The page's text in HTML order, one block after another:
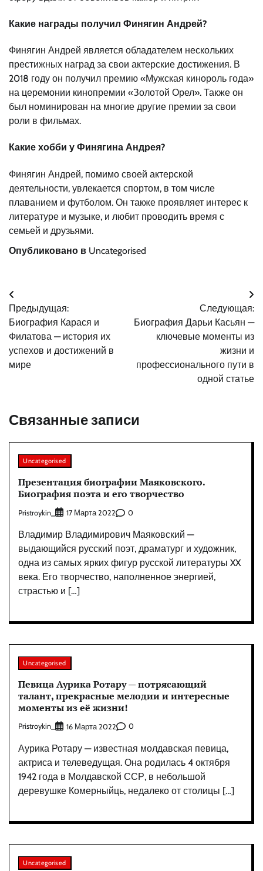
Какие награды получил Финягин Андрей?
Финягин Андрей является обладателем нескольких
престижных наград за свои актерские достижения. В
2018 году он получил премию «Мужская кинороль года»
на церемонии кинопремии «Золотой Орел». Также он
был номинирован на многие другие премии за свои
роли в фильмах.
Какие хобби у Финягина Андрея?
Финягин Андрей, помимо своей актерской
деятельности, увлекается спортом, в том числе
плаванием и футболом. Он также проявляет интерес к
литературе и музыке, и любит проводить время с
семьей и друзьями.
Опубликовано в Uncategorised
Навигация
по
записям
Предыдущая:
Биография Карася и
Филатова — история их
успехов и достижений в
мире
Следующая:
Биография Дарьи Касьян —
ключевые моменты из
жизни и
профессионального пути в
одной статье
Связанные записи
Uncategorised
Презентация биографии Маяковского.
Биография поэта и его творчество
Pristroykin_ 17 Марта 2022 0
Владимир Владимирович Маяковский —
выдающийся русский поэт, драматург и художник,
одна из самых ярких фигур русской литературы XX
века. Его творчество, наполненное энергией,
страстью и […]
Uncategorised
Певица Аурика Ротару — потрясающий
талант, прекрасные мелодии и интересные
моменты из её жизни!
Pristroykin_ 16 Марта 2022 0
Аурика Ротару — известная молдавская певица,
актриса и телеведущая. Она родилась 4 октября
1942 года в Молдавской ССР, в небольшой
деревушке Комерныйць, недалеко от столицы […]
Uncategorised